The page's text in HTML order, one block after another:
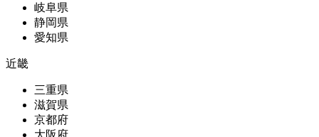
岐阜県
静岡県
愛知県
近畿
三重県
滋賀県
京都府